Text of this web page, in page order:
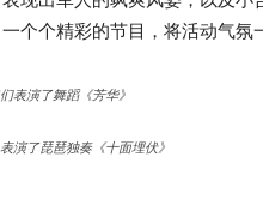
个个精彩的节目，将活动气氛
表演了舞蹈《芳华》
演了琵琶独奏《十面埋伏》